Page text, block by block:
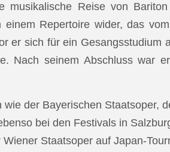
Reise von
Repertoire wider, das
er sich für ein
Nach seinem Abschluss
der Bayerischen Staatsoper,
bei den Festivals in
Staatsoper auf Japan-